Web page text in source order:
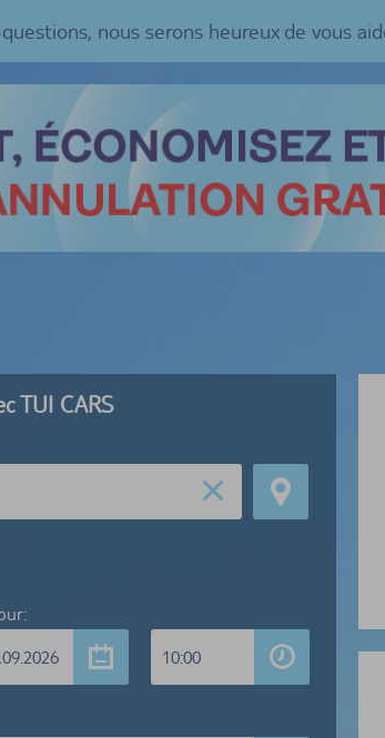
nous serons heureux de vous
TUI CARS
10:00